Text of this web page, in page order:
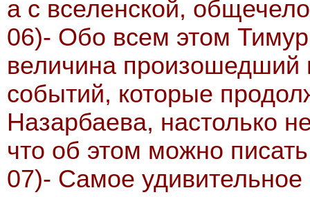
а с вселенской,
06)- Обо всем этом
величина произошедший
событий, которые
Назарбаева, настолько
что об этом можно
07)- Самое